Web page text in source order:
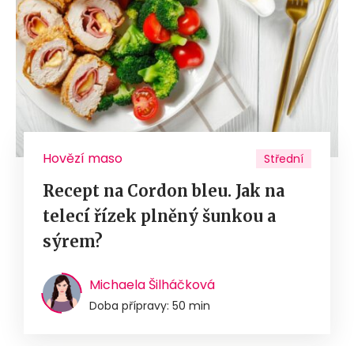
Hovězí maso Střední
Recept na Cordon bleu. Jak na
telecí řízek plněný šunkou a
sýrem?
Michaela Šilháčková
Doba přípravy: 50 min